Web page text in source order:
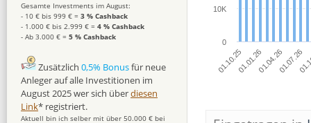
01.10.25 01.04.26
01.01.26 01.07.26
0
10K
Gesamte Investments im August:
- 10 € bis 999 € = 3 % Cashback
- 1.000 € bis 2.999 € = 4 % Cashback
- Ab 3.000 € = 5 % Cashback
Zusätzlich 0,5% Bonusfür neue
Anleger auf alle Investitionen im
August 2025 wer sich überdiesen
Link* registriert.
Aktuell bin ich selber mit über 50.000 € bei